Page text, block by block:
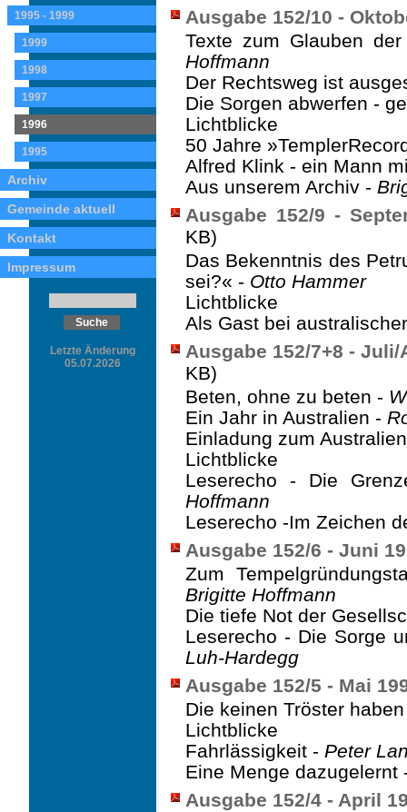
1995 - 1999
1999
1998
1997
1996
1995
Archiv
Gemeinde aktuell
Kontakt
Impressum
Letzte Änderung
05.07.2026
Ausgabe 152/10 -
Texte zum Glauben
Hoffmann
Der Rechtsweg ist
Die Sorgen abwerfen -
Lichtblicke
50 Jahre
Alfred Klink - ein Mann
Aus unserem Archiv -
Ausgabe 152/9 -
KB)
Das Bekenntnis des
sei?« - Otto Hammer
Lichtblicke
Als Gast bei
Ausgabe 152/7+8 -
KB)
Beten, ohne zu beten -
Ein Jahr in Australien -
Einladung zum
Lichtblicke
Leserecho - Die
Hoffmann
Leserecho -Im Zeichen
Ausgabe 152/6 - Juni
Zum
Brigitte Hoffmann
Die tiefe Not der
Leserecho - Die Sorge
Luh-Hardegg
Ausgabe 152/5 - Mai
Die keinen Tröster
Lichtblicke
Fahrlässigkeit - Peter
Eine Menge dazugelernt
Ausgabe 152/4 - April